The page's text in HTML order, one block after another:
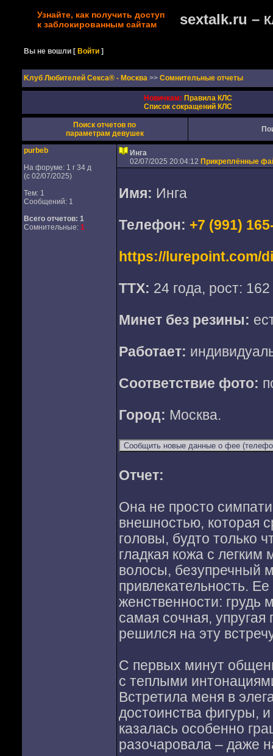
Узнайте, как получить доступ
к заблокированным сайтам
sextalk.ru –
Вы не вошли [Войти ]
Kлуб Любителей Секса® - Москва >> Сомнительные отчеты
Новичкам: Правила КЛС
Список сокращений КЛС
Поиск отчетов по
параметрам девушек
purbeb
На форуме: 1 г 34 д
(с 02/07/2025)
Тем: 1
Сообщений: 1
Всего отчетов: 1
Сомнительные: 1
Инга
02/07/2025 20:04:12 Прикреплённые
Имя: Инга
Телефон: +7 (991)
https://lurepoint.com/
ТТХ: 24 года, рост:
Минет без резины:
Работает:
Соответствие фото:
Город: Москва.
Отчет:
Она не просто
внешностью, которая
головы, будто только
гладкая кожа с
волосы, безупречный
привлекательность.
женственности: грудь
самая сочная, упругая
решился на эту
С первых минут
с теплыми
Встретила меня в
достоинства фигуры, и
казалась особенно
разочаровала – даже